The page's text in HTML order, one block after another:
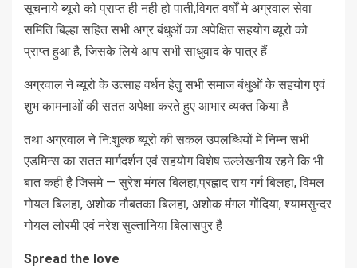
सूचनाये ब्यूरो को प्राप्त ही नही हो पाती,विगत वर्षों मे अग्रवाल सेवा
समिति बिल्हा सहित सभी अग्र बंधुओं का अपेक्षित सहयोग ब्यूरो को
प्राप्त हुआ है, जिसके लिये आप सभी साधुवाद के पात्र हैं
अग्रवाल ने ब्यूरो के उत्साह वर्धन हेतु सभी समाज बंधुओं के सहयोग एवं
शुभ कामनाओं की सतत अपेक्षा करते हुए आभार व्यक्त किया है
तथा अग्रवाल ने नि:शुल्क ब्यूरो की सकल उपलब्धियों मे निम्न सभी
एडमिन्स का सतत मार्गदर्शन एवं सहयोग विशेष उल्लेखनीय रहने कि भी
बात कही है जिसमे — सुरेश मंगल बिलहा,प्रह्लाद राय गर्ग बिलहा, विमल
गोयल बिलहा, अशोक नौबतका बिलहा, अशोक मंगल गोंदिया, श्यामसुन्दर
गोयल लोरमी एवं नरेश सुल्तानिया बिलासपुर है
Spread the love